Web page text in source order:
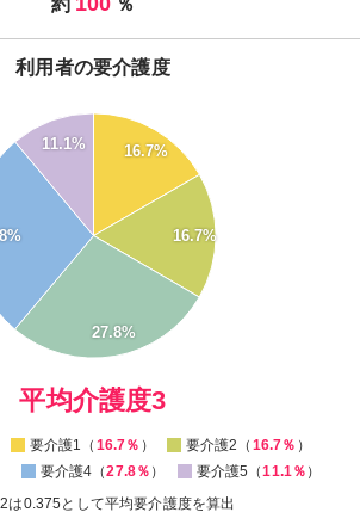
約 ％
利用者の要介護度
16.7%
16.7%
27.8%
11.1%
0
平均介護度3
要介護1（ 16.7％ ） 要介護2（ 16.7％ ）
要介護4（27.8％ ） 要介護5（11.1％ ）
0.375として平均要介護度を算出